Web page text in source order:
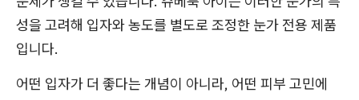
성을 고려해 입자와 농도를 별도로 조정한 눈가 전용 제품
입니다.
어떤 입자가 더 좋다는 개념이 아니라, 어떤 피부 고민에